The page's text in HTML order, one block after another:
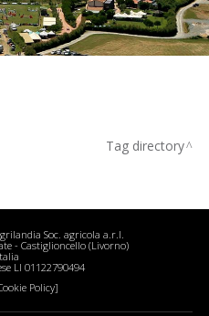
Tag directory
Soc. agricola a.r.l.
- Castiglioncello (Livorno)
LI 01122790494
Policy]